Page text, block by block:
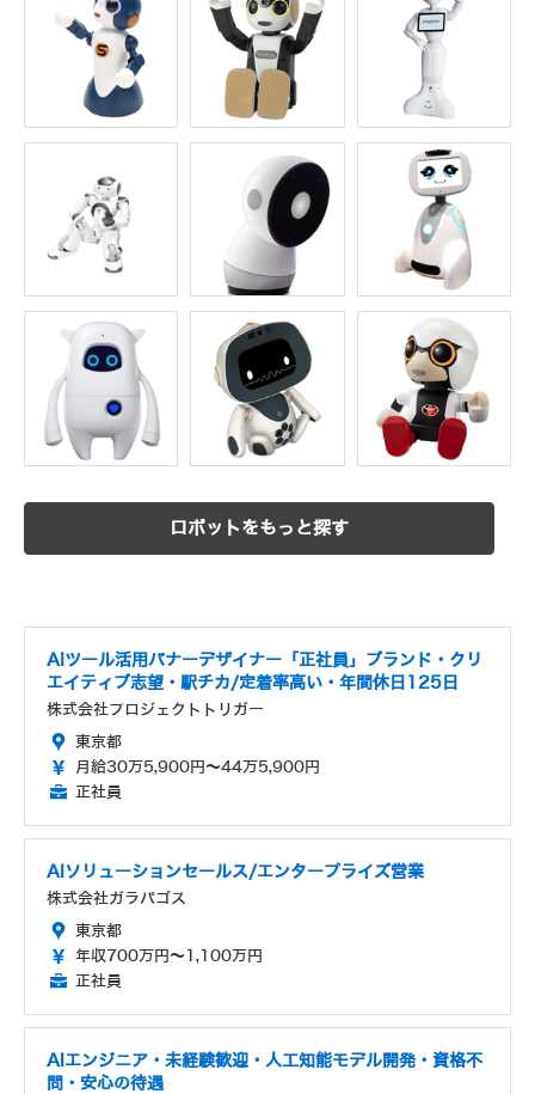
ロボットをもっと探す
AIツール活用バナーデザイナー「正社員」ブランド・クリ
エイティブ志望・駅チカ/定着率高い・年間休日125日
株式会社プロジェクトトリガー
東京都
月給30万5,900円～44万5,900円
正社員
AIソリューションセールス/エンタープライズ営業
株式会社ガラパゴス
東京都
年収700万円～1,100万円
正社員
AIエンジニア・未経験歓迎・人工知能モデル開発・資格不
問・安心の待遇